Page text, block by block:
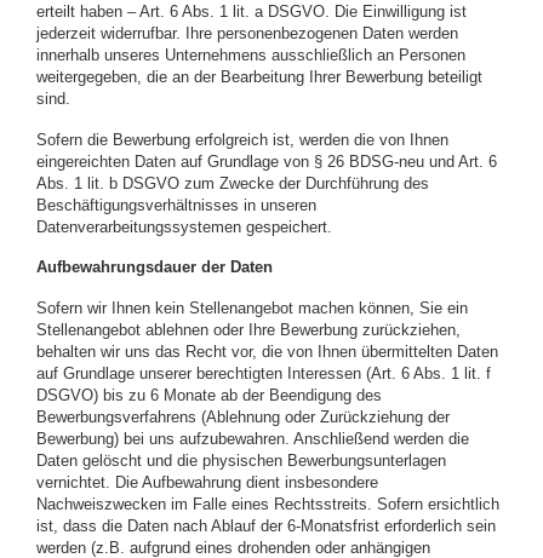
erteilt haben – Art. 6 Abs. 1 lit. a DSGVO. Die Einwilligung ist
jederzeit widerrufbar. Ihre personenbezogenen Daten werden
innerhalb unseres Unternehmens ausschließlich an Personen
weitergegeben, die an der Bearbeitung Ihrer Bewerbung beteiligt
sind.
Sofern die Bewerbung erfolgreich ist, werden die von Ihnen
eingereichten Daten auf Grundlage von § 26 BDSG-neu und Art. 6
Abs. 1 lit. b DSGVO zum Zwecke der Durchführung des
Beschäftigungsverhältnisses in unseren
Datenverarbeitungssystemen gespeichert.
Aufbewahrungsdauer der Daten
Sofern wir Ihnen kein Stellenangebot machen können, Sie ein
Stellenangebot ablehnen oder Ihre Bewerbung zurückziehen,
behalten wir uns das Recht vor, die von Ihnen übermittelten Daten
auf Grundlage unserer berechtigten Interessen (Art. 6 Abs. 1 lit. f
DSGVO) bis zu 6 Monate ab der Beendigung des
Bewerbungsverfahrens (Ablehnung oder Zurückziehung der
Bewerbung) bei uns aufzubewahren. Anschließend werden die
Daten gelöscht und die physischen Bewerbungsunterlagen
vernichtet. Die Aufbewahrung dient insbesondere
Nachweiszwecken im Falle eines Rechtsstreits. Sofern ersichtlich
ist, dass die Daten nach Ablauf der 6-Monatsfrist erforderlich sein
werden (z.B. aufgrund eines drohenden oder anhängigen